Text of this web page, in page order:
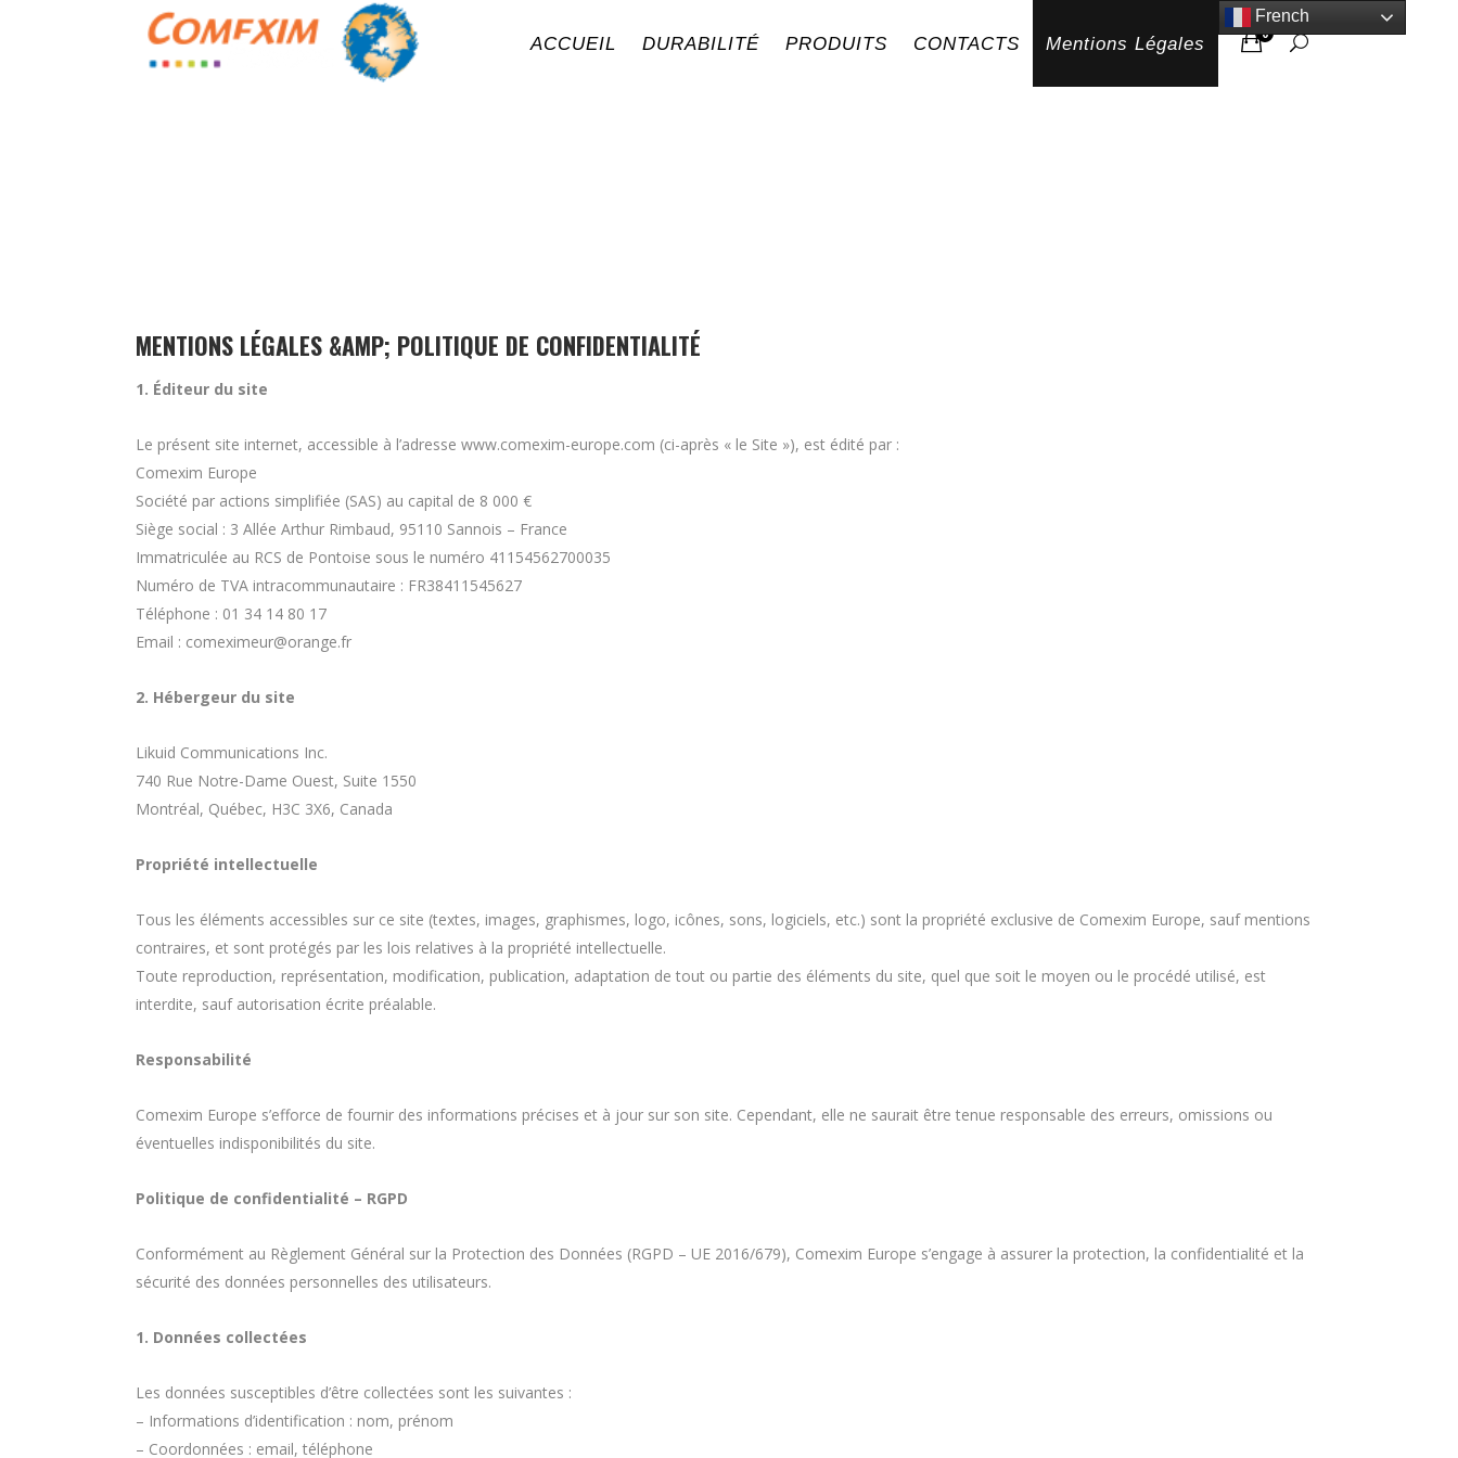
ACCUEIL DURABILITÉ PRODUITS CONTACTS Mentions Légales
French
0
MENTIONS LÉGALES &AMP; POLITIQUE DE CONFIDENTIALITÉ
1. Éditeur du site
Le présent site internet, accessible à l’adresse www.comexim-europe.com (ci-après « le Site »), est édité par :
Comexim Europe
Société par actions simplifiée (SAS) au capital de 8 000 €
Siège social : 3 Allée Arthur Rimbaud, 95110 Sannois – France
Immatriculée au RCS de Pontoise sous le numéro 41154562700035
Numéro de TVA intracommunautaire : FR38411545627
Téléphone : 01 34 14 80 17
Email : comeximeur@orange.fr
2. Hébergeur du site
Likuid Communications Inc.
740 Rue Notre-Dame Ouest, Suite 1550
Montréal, Québec, H3C 3X6, Canada
Propriété intellectuelle
Tous les éléments accessibles sur ce site (textes, images, graphismes, logo, icônes, sons, logiciels, etc.) sont la propriété exclusive de Comexim Europe, sauf mentions
contraires, et sont protégés par les lois relatives à la propriété intellectuelle.
Toute reproduction, représentation, modification, publication, adaptation de tout ou partie des éléments du site, quel que soit le moyen ou le procédé utilisé, est
interdite, sauf autorisation écrite préalable.
Responsabilité
Comexim Europe s’efforce de fournir des informations précises et à jour sur son site. Cependant, elle ne saurait être tenue responsable des erreurs, omissions ou
éventuelles indisponibilités du site.
Politique de confidentialité – RGPD
Conformément au Règlement Général sur la Protection des Données (RGPD – UE 2016/679), Comexim Europe s’engage à assurer la protection, la confidentialité et la
sécurité des données personnelles des utilisateurs.
1. Données collectées
Les données susceptibles d’être collectées sont les suivantes :
– Informations d’identification : nom, prénom
– Coordonnées : email, téléphone